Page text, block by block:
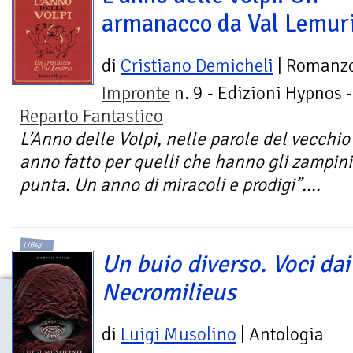
armanacco da Val
di Cristiano Demicheli |
Impronte n. 9 - Edizioni Hypnos -
Reparto Fantastico
L’Anno delle Volpi, nelle parole del
anno fatto per quelli che hanno gli
punta. Un anno di miracoli e prodigi”....
LIBRI
Un buio diverso. Voci dai
Necromilieus
di Luigi Musolino | Antologia